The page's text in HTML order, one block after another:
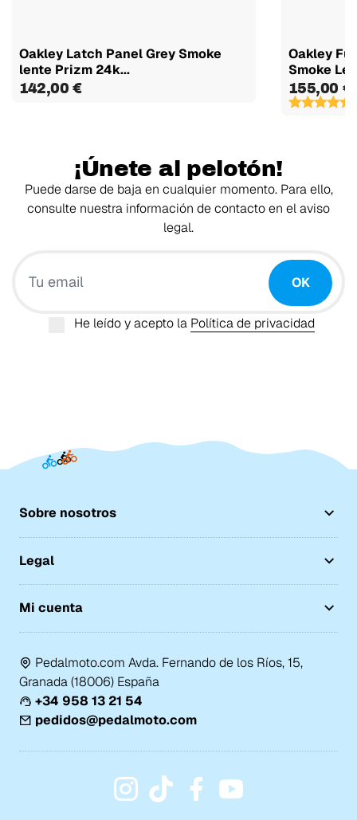
Oakley Latch Panel Grey Smoke
lente Prizm 24k...
142,00 €
Oakley
Smoke
155,00 €
¡Únete al pelotón!
Puede darse de baja en cualquier momento. Para ello,
consulte nuestra información de contacto en el aviso
legal.
OK
He leído y acepto la Política de privacidad
Sobre nosotros
Legal
Mi cuenta
Pedalmoto.com Avda. Fernando de los Ríos, 15,
Granada (18006) España
+34 958 13 21 54
pedidos@pedalmoto.com